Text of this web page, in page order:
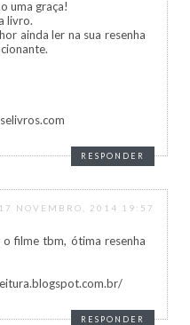
uma graça!
livro.
ainda ler na sua resenha
RESPONDER
17 NOVEMBRO, 2014 19:57
filme tbm, ótima resenha
RESPONDER